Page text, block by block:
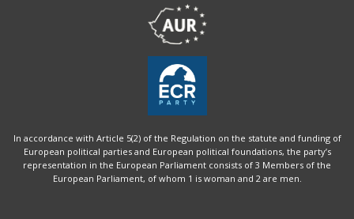
In accordance with Article 5(2) of the Regulation on the statute and funding of
European political parties and European political foundations, the party’s
representation in the European Parliament consists of 3 Members of the
European Parliament, of whom 1 is woman and 2 are men.